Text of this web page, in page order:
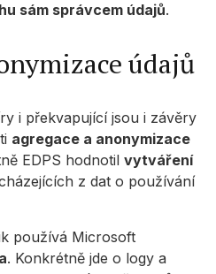
sám správcem údajů.
údajů
i překvapující jsou i závěry
agregace a anonymizace
EDPS hodnotil vytváření
z dat o používání
používá Microsoft
. Konkrétně jde o logy a